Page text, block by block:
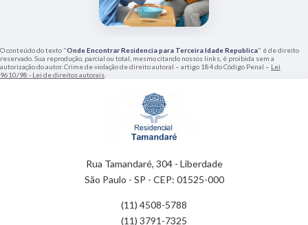
O conteúdo do texto "Onde Encontrar Residencia para Terceira Idade Republica" é de direito
reservado. Sua reprodução, parcial ou total, mesmo citando nossos links, é proibida sem a
autorização do autor. Crime de violação de direito autoral – artigo 184 do Código Penal – Lei
9610/98 - Lei de direitos autorais
Rua Tamandaré, 304 - Liberdade
São Paulo - SP - CEP: 01525-000
(11) 4508-5788
(11) 3791-7325